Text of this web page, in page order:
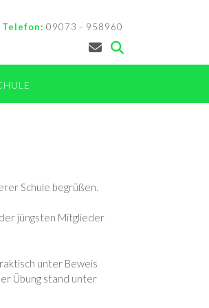
Telefon: 09073 - 958960
Schule begrüßen.
jüngsten Mitglieder
unter Beweis
Übung stand unter